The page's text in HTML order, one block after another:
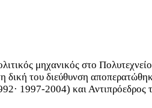
μηχανικός στο
του διεύθυνση
1997-2004) και